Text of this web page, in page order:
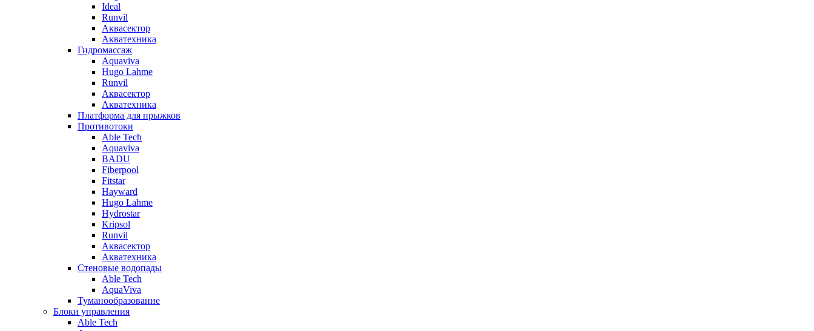
Ideal
Runvil
Аквасектор
Акватехника
Гидромассаж
Aquaviva
Hugo Lahme
Runvil
Аквасектор
Акватехника
Платформа для прыжков
Противотоки
Able Tech
Aquaviva
BADU
Fiberpool
Fitstar
Hayward
Hugo Lahme
Hydrostar
Kripsol
Runvil
Аквасектор
Акватехника
Стеновые водопады
Able Tech
AquaViva
Туманообразование
Блоки управления
Able Tech